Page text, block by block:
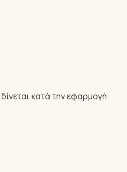
κατά την εφαρμογή